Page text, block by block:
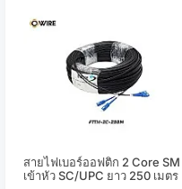
สายไฟเบอร์ออฟติก 2 Core SM
เข้าหัว SC/UPC ยาว 250 เมตร